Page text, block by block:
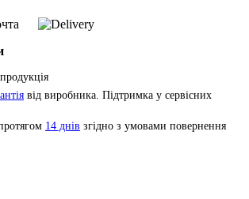
від виробника. Підтримка у сервісних
14 днів згідно з умовами повернення